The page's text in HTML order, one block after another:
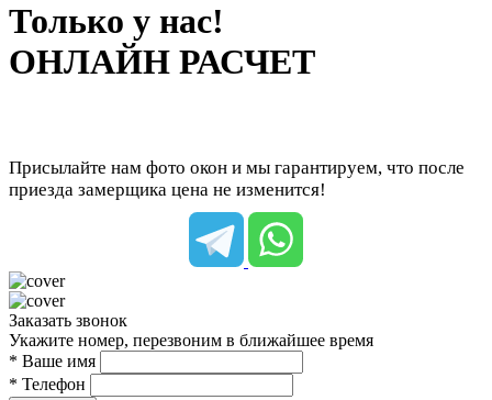
Только у нас!
ОНЛАЙН РАСЧЕТ
Присылайте нам фото окон и мы гарантируем, что после
приезда замерщика цена не изменится!
Заказать звонок
Укажите номер, перезвоним в ближайшее время
* Ваше имя
* Телефон